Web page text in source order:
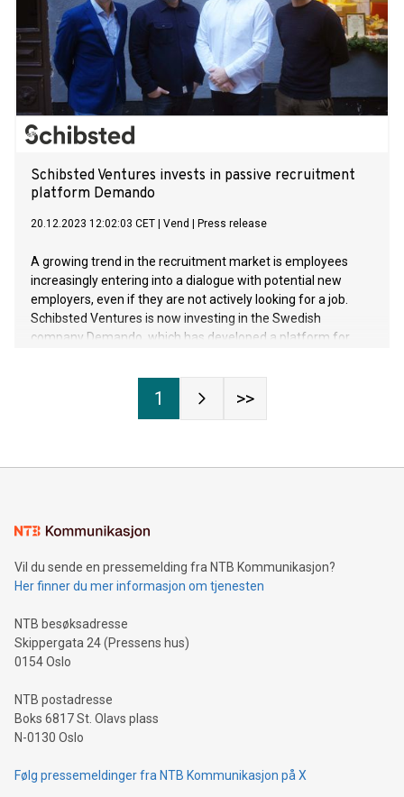
Schibsted Ventures invests in passive recruitment
platform Demando
20.12.2023 12:02:03 CET Vend Press release
A growing trend in the recruitment market is employees
increasingly entering into a dialogue with potential new
employers, even if they are not actively looking for a job.
Schibsted Ventures is now investing in the Swedish
company Demando, which has developed a platform for
1 >>
Vil du sende en pressemelding fra NTB Kommunikasjon?
Her finner du mer informasjon om tjenesten
NTB besøksadresse
Skippergata 24 (Pressens hus)
0154 Oslo
NTB postadresse
Boks 6817 St. Olavs plass
N-0130 Oslo
Følg pressemeldinger fra NTB Kommunikasjon på X